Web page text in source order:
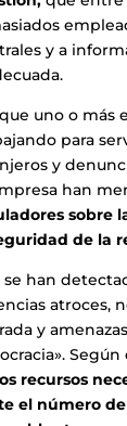
y a
uno o más
para
y
han
sobre
de la
se han
atroces,
y
recursos
el número de